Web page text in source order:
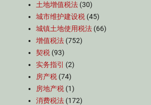
土地增值税法 (30)
城市维护建设税 (45)
城镇土地使用税法 (66)
增值税法 (752)
契税 (93)
实务指引
(2)
房产税 (74)
房地产税 (1)
消费税法 (172)